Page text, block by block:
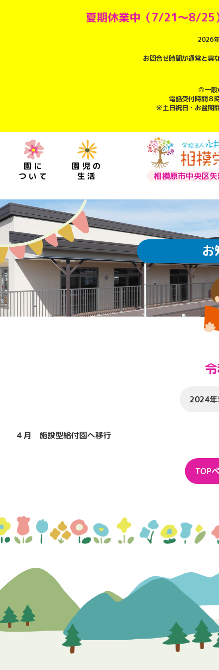
夏期休業中（7/21～8/25
2026
お問合せ時間が通常と異
◎一般
電話受付時間８
※土日祝日・お盆
相模原市中央区
園に
ついて
て 通園方法
園児の
生活
生活の流れ クラスについて
未就園児教室
スMAP
お
2024
４月 施設型給付園へ移行
TOP